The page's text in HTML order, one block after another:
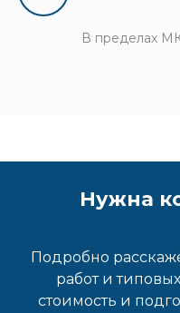
В пределах
Нужна
Подробно
работ и
стоимость и